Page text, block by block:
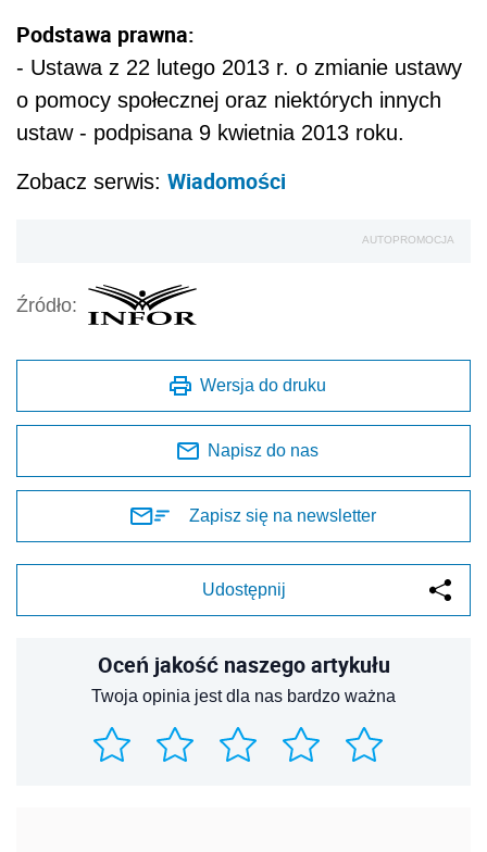
Podstawa prawna:
- Ustawa z 22 lutego 2013 r. o zmianie ustawy
o pomocy społecznej oraz niektórych innych
ustaw - podpisana 9 kwietnia 2013 roku.
Zobacz serwis: Wiadomości
AUTOPROMOCJA
Źródło:
Wersja do druku
Napisz do nas
Zapisz się na newsletter
Udostępnij
Oceń jakość naszego artykułu
Twoja opinia jest dla nas bardzo ważna